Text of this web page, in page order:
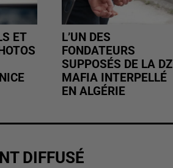
ET
L’UN DES
FONDATEURS
SUPPOSÉS DE LA DZ
MAFIA INTERPELLÉ
EN ALGÉRIE
DIFFUSÉ